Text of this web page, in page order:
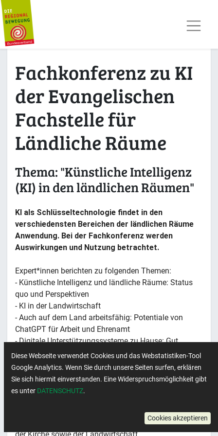
KONTAKT MITGLIED WERDEN
Fachkonferenz zu KI
der Evangelischen
Fachstelle für
Ländliche Räume
Thema: "Künstliche Intelligenz
(KI) in den ländlichen Räumen"
KI als Schlüsseltechnologie findet in den
verschiedensten Bereichen der ländlichen Räume
Anwendung. Bei der Fachkonferenz werden
Auswirkungen und Nutzung betrachtet.
Expert*innen berichten zu folgenden Themen:
- Künstliche Intelligenz und ländliche Räume: Status
quo und Perspektiven
- KI in der Landwirtschaft
- Auch auf dem Land arbeitsfähig: Potentiale von
ChatGPT für Arbeit und Ehrenamt
- Digitale Unterstützungssysteme zu Hause: Gut
versorgt im Alter?
- Chancen und Risiken für die ländliche Räume: Ein
Podiumsgespräch
Fachorganisationen ländlicher Räume, der Kommunen,
Diese Webseite verwendet Cookies und das Webstatistiken-Tool
Google Analytics. Wenn Sie durch unsere Seiten surfen, erklären
Sie sich hiermit einverstanden. Eine Widerspruchsmöglichkeit gibt
es unter DATENSCHUTZ.
Cookies akzeptieren